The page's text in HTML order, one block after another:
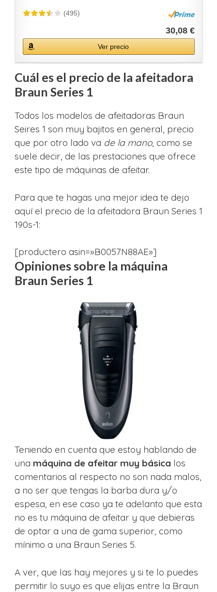
(495)
30,08 €
Ver precio
Cuál es el precio de la afeitadora
Braun Series 1
Todos los modelos de afeitadoras Braun
Seires 1 son muy bajitos en general, precio
que por otro lado va de la mano, como se
suele decir, de las prestaciones que ofrece
este tipo de máquinas de afeitar.
Para que te hagas una mejor idea te dejo
aquí el precio de la afeitadora Braun Series 1
190s-1:
[productero asin=»B0057N88AE»]
Opiniones sobre la máquina
Braun Series 1
Teniendo en cuenta que estoy hablando de
una máquina de afeitar muy básica los
comentarios al respecto no son nada malos,
a no ser que tengas la barba dura y/o
espesa, en ese caso ya te adelanto que esta
no es tu máquina de afeitar y que debieras
de optar a una de gama superior, como
mínimo a una Braun Series 5.
A ver, que las hay mejores y si te lo puedes
permitir lo suyo es que elijas entre la Braun